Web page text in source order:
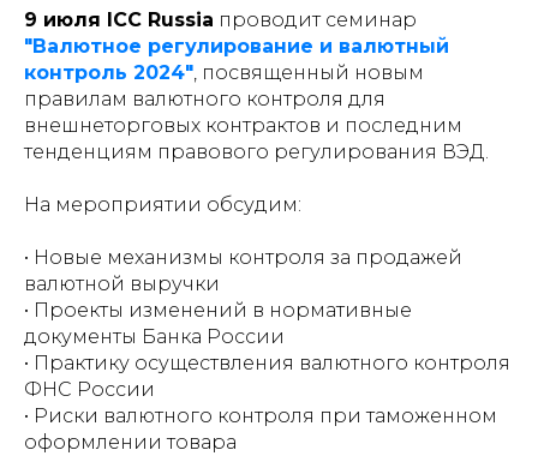
9 июля ICC Russia проводит семинар
"Валютное регулирование и валютный
контроль 2024", посвященный новым
правилам валютного контроля для
внешнеторговых контрактов и последним
тенденциям правового регулирования ВЭД.
На мероприятии обсудим:
• Новые механизмы контроля за продажей
валютной выручки
• Проекты изменений в нормативные
документы Банка России
• Практику осуществления валютного контроля
ФНС России
• Риски валютного контроля при таможенном
оформлении товара